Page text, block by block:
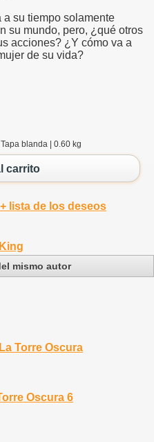
su tiempo solamente
su mundo, pero, ¿qué otros
acciones? ¿Y cómo va a
de su vida?
blanda | 0.60 kg
carrito
lista de los deseos
mismo autor
Torre Oscura
Oscura 6